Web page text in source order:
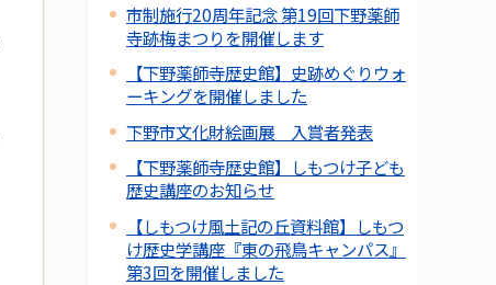
市制施行20周年記念 第19回下野薬師
寺跡梅まつりを開催します
【下野薬師寺歴史館】史跡めぐりウォ
ーキングを開催しました
下野市文化財絵画展 入賞者発表
【下野薬師寺歴史館】しもつけ子ども
歴史講座のお知らせ
【しもつけ風土記の丘資料館】しもつ
け歴史学講座『東の飛鳥キャンパス』
第3回を開催しました